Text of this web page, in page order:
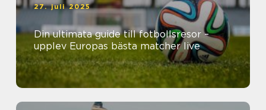
27. juli 2025
Din ultimata guide till fotbollsresor –
upplev Europas bästa matcher live